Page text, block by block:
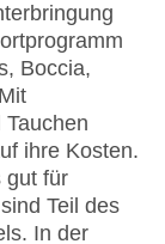
Boccia,
ihre Kosten.
gut für
Teil des
In der